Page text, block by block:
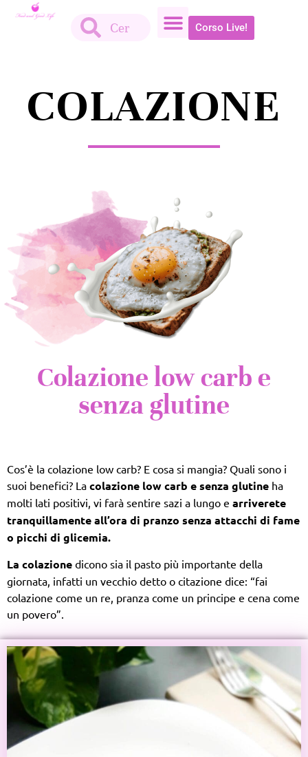
Corso Live!
COLAZIONE
Colazione low carb e
senza glutine
Cos’è la colazione low carb? E cosa si mangia? Quali sono i
suoi benefici? La colazione low carb e senza glutine ha
molti lati positivi, vi farà sentire sazi a lungo e arriverete
tranquillamente all’ora di pranzo senza attacchi di fame
o picchi di glicemia.
La colazione dicono sia il pasto più importante della
giornata, infatti un vecchio detto o citazione dice: “fai
colazione come un re, pranza come un principe e cena come
un povero”.